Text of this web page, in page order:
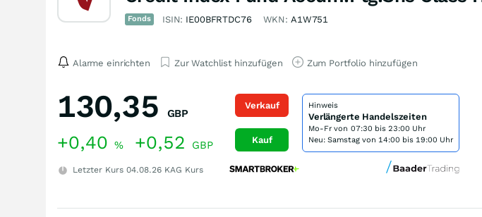
Fonds ISIN: IE00BFRTDC76 WKN: A1W751
Alarme einrichten Zur Watchlist hinzufügen Zum Portfolio hinzufügen
130,35 GBP
+0,40 % +0,52 GBP
Letzter Kurs 04.08.26 KAG Kurs
Verkauf
Kauf
Hinweis
Verlängerte Handelszeiten
Mo-Fr von 07:30 bis 23:00 Uhr
Neu: Samstag von 14:00 bis 19:00 Uhr